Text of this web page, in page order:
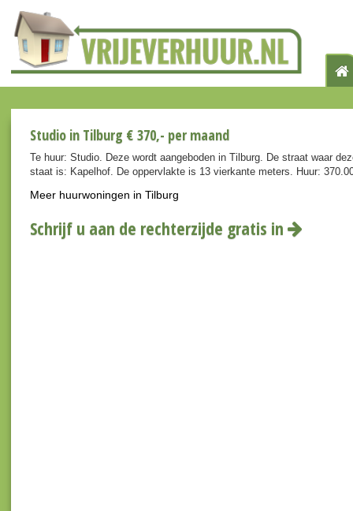
Studio in Tilburg € 370,- per maand
Te huur: Studio. Deze wordt aangeboden in Tilburg. De straat waar
staat is: Kapelhof. De oppervlakte is 13 vierkante meters. Huur:
Meer huurwoningen in Tilburg
Schrijf u aan de rechterzijde gratis in